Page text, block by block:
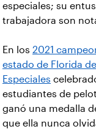
especiales; su
trabajadora son
En los 2021
estado de Florida
Especiales
estudiantes de
ganó una medalla
que ella nunca